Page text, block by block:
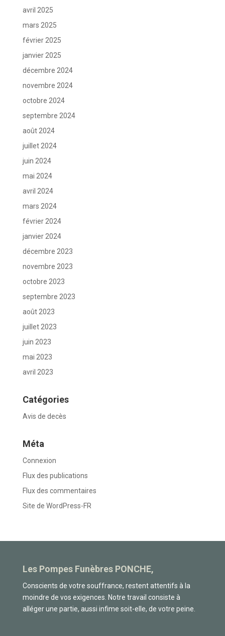
avril 2025
mars 2025
février 2025
janvier 2025
décembre 2024
novembre 2024
octobre 2024
septembre 2024
août 2024
juillet 2024
juin 2024
mai 2024
avril 2024
mars 2024
février 2024
janvier 2024
décembre 2023
novembre 2023
octobre 2023
septembre 2023
août 2023
juillet 2023
juin 2023
mai 2023
avril 2023
Catégories
Avis de decès
Méta
Connexion
Flux des publications
Flux des commentaires
Site de WordPress-FR
Les Pompes Funèbres PONCHE,
Conscients de votre souffrance, restent attentifs à la
moindre de vos exigences. Notre travail consiste à
alléger une partie, aussi infime soit-elle, de votre peine.